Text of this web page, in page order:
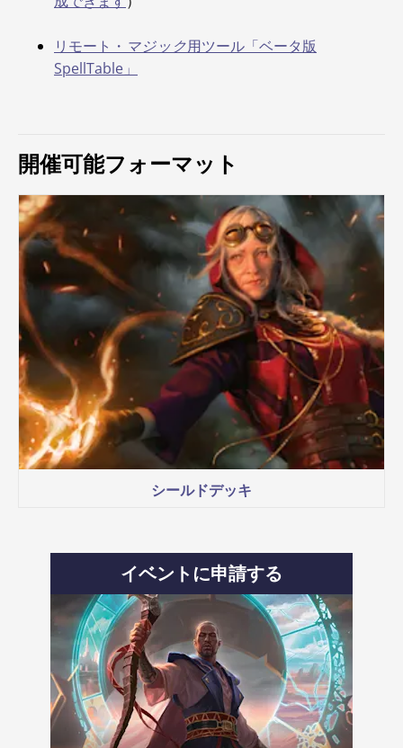
リモート・ マジック用ツール「ベータ版
SpellTable」
開催可能フォーマット
シールドデッキ
イベントに申請する